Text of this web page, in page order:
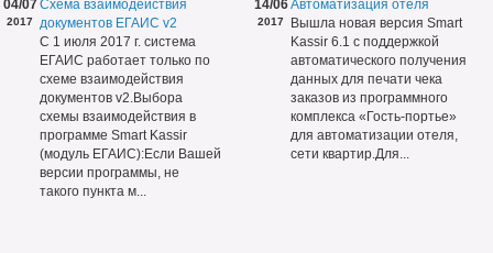
04/07
2017
Схема взаимодействия
документов ЕГАИС v2
С 1 июля 2017 г. система
ЕГАИС работает только по
схеме взаимодействия
документов v2.Выбора
схемы взаимодействия в
программе Smart Kassir
(модуль ЕГАИС):Если Вашей
версии программы, не
такого пункта м...
14/06
2017
Автоматизация отеля
Вышла новая версия Smart
Kassir 6.1 с поддержкой
автоматического получения
данных для печати чека
заказов из программного
комплекса «Гость-портье»
для автоматизации отеля,
сети квартир.Для...